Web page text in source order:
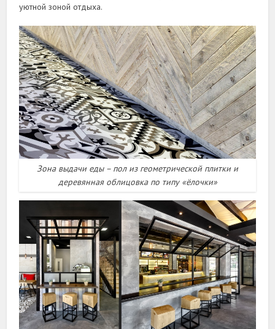
уютной зоной отдыха.
Зона выдачи еды – пол из геометрической плитки и
деревянная облицовка по типу «ёлочки»